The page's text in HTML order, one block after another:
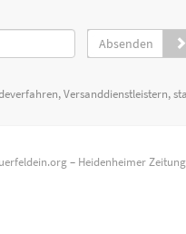
Absenden
Versanddienstleistern,
– Heidenheimer